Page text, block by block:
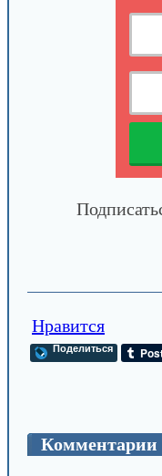
Нравится
Поделиться
Комментарии